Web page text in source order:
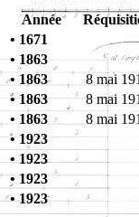
Année
• 1671
• 1863
• 1863
8 mai
• 1863
8 mai
• 1863
8 mai
• 1923
• 1923
• 1923
• 1923